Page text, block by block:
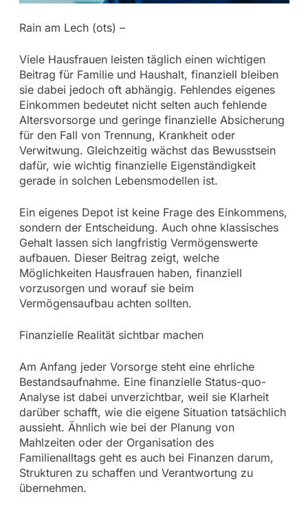
Rain am Lech (ots) –
Viele Hausfrauen leisten täglich einen wichtigen
Beitrag für Familie und Haushalt, finanziell bleiben
sie dabei jedoch oft abhängig. Fehlendes eigenes
Einkommen bedeutet nicht selten auch fehlende
Altersvorsorge und geringe finanzielle Absicherung
für den Fall von Trennung, Krankheit oder
Verwitwung. Gleichzeitig wächst das Bewusstsein
dafür, wie wichtig finanzielle Eigenständigkeit
gerade in solchen Lebensmodellen ist.
Ein eigenes Depot ist keine Frage des Einkommens,
sondern der Entscheidung. Auch ohne klassisches
Gehalt lassen sich langfristig Vermögenswerte
aufbauen. Dieser Beitrag zeigt, welche
Möglichkeiten Hausfrauen haben, finanziell
vorzusorgen und worauf sie beim
Vermögensaufbau achten sollten.
Finanzielle Realität sichtbar machen
Am Anfang jeder Vorsorge steht eine ehrliche
Bestandsaufnahme. Eine finanzielle Status-quo-
Analyse ist dabei unverzichtbar, weil sie Klarheit
darüber schafft, wie die eigene Situation tatsächlich
aussieht. Ähnlich wie bei der Planung von
Mahlzeiten oder der Organisation des
Familienalltags geht es auch bei Finanzen darum,
Strukturen zu schaffen und Verantwortung zu
übernehmen.